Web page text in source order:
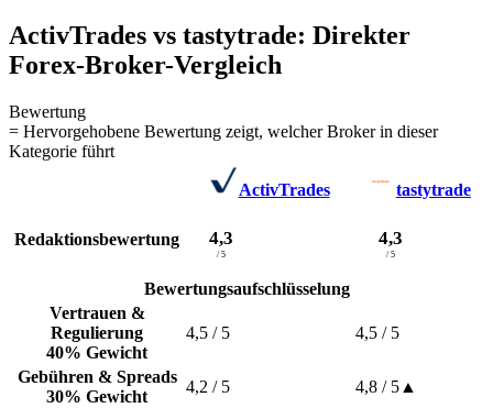
ActivTrades vs tastytrade: Direkter
Forex-Broker-Vergleich
Bewertung
= Hervorgehobene Bewertung zeigt, welcher Broker in dieser
Kategorie führt
ActivTrades tastytrade
Redaktionsbewertung 4,3
/ 5
4,3
/ 5
Bewertungsaufschlüsselung
Vertrauen &
Regulierung
40% Gewicht
4,5 / 5 4,5 / 5
Gebühren & Spreads
30% Gewicht
4,2 / 5 4,8 / 5 ▲